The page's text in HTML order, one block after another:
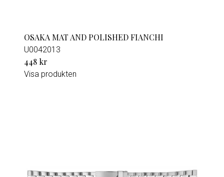
OSAKA MAT AND POLISHED FIANCHI
U0042013
448 kr
Visa produkten